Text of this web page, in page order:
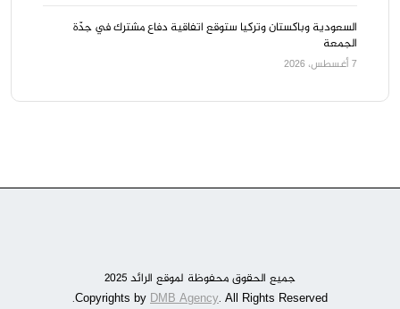
السعودية وباكستان وتركيا ستوقع اتفاقية دفاع مشترك في جدّة
الجمعة
7 أغسطس، 2026
جميع الحقوق محفوظة لموقع الرائد 2025
DMB Agency. All Rights Reserved.